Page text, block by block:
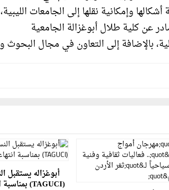
وإمكانية نقلها إلى الجامعات
عن كلية طلال أبوغزالة الجامعية
بالإضافة إلى التعاون في مجال البحوث
أبوغزاله يستقبل
(TAGUCI) بمناسبة انتهاء مهامه